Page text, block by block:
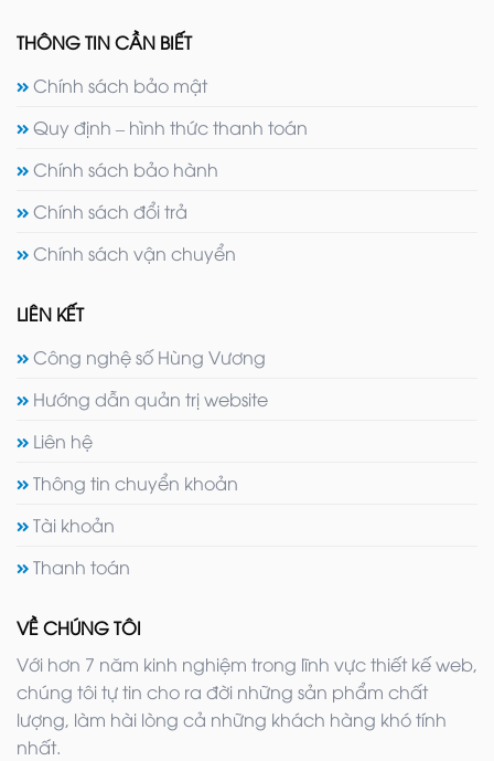
THÔNG TIN CẦN BIẾT
Chính sách bảo mật
Quy định – hình thức thanh toán
Chính sách bảo hành
Chính sách đổi trả
Chính sách vận chuyển
LIÊN KẾT
Công nghệ số Hùng Vương
Hướng dẫn quản trị website
Liên hệ
Thông tin chuyển khoản
Tài khoản
Thanh toán
VỀ CHÚNG TÔI
Với hơn 7 năm kinh nghiệm trong lĩnh vực thiết kế web,
chúng tôi tự tin cho ra đời những sản phẩm chất
lượng, làm hài lòng cả những khách hàng khó tính
nhất.